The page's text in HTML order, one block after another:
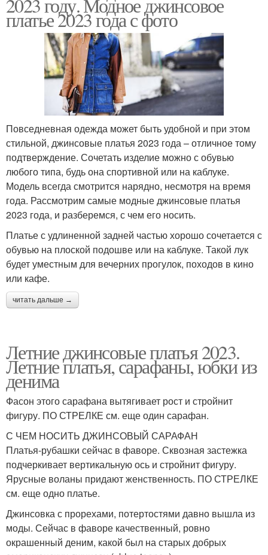
платье 2023 года с фото
Повседневная одежда может быть удобной и при этом
стильной, джинсовые платья 2023 года – отличное тому
подтверждение. Сочетать изделие можно с обувью
любого типа, будь она спортивной или на каблуке.
Модель всегда смотрится нарядно, несмотря на время
года. Рассмотрим самые модные джинсовые платья
2023 года, и разберемся, с чем его носить.
Платье с удлиненной задней частью хорошо сочетается с
обувью на плоской подошве или на каблуке. Такой лук
будет уместным для вечерних прогулок, походов в кино
или кафе.
читать дальше →
Летние джинсовые платья 2023.
Летние платья, сарафаны, юбки из
денима
Фасон этого сарафана вытягивает рост и стройнит
фигуру. ПО СТРЕЛКЕ см. еще один сарафан.
С ЧЕМ НОСИТЬ ДЖИНСОВЫЙ САРАФАН
Платья-рубашки сейчас в фаворе. Сквозная застежка
подчеркивает вертикальную ось и стройнит фигуру.
Ярусные воланы придают женственность. ПО СТРЕЛКЕ
см. еще одно платье.
Джинсовка с прорехами, потертостями давно вышла из
моды. Сейчас в фаворе качественный, ровно
окрашенный деним, какой был на старых добрых